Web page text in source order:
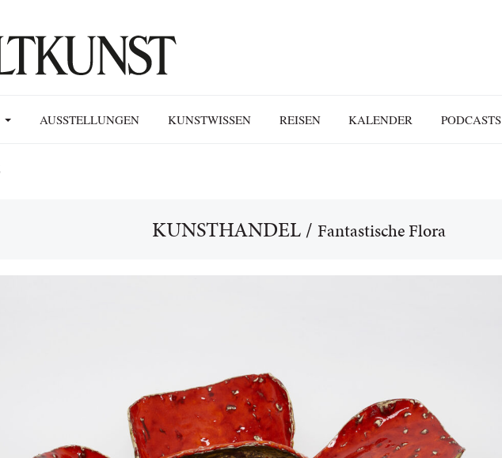
AUSSTELLUNGEN KUNSTWISSEN REISEN KALENDER PODCASTS
KUNSTHANDEL/ Fantastische Flora